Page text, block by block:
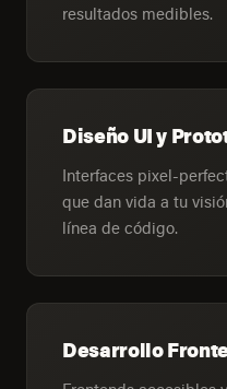
resultados medibles.
Diseño UI y
Interfaces pixel-
que dan vida a tu
línea de código.
Desarrollo